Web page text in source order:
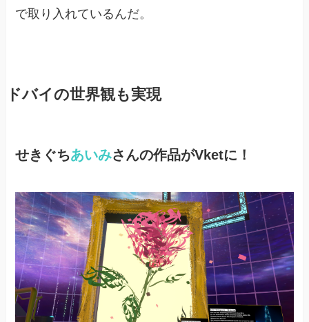
で取り入れているんだ。
ドバイの世界観も実現
せきぐちあいみさんの作品がVketに！